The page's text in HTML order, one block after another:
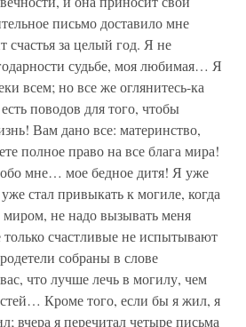
письмо доставило мне
за целый год. Я не
судьбе, моя любимая… Я
всем; но все же оглянитесь-ка
поводов для того, чтобы
Вам дано все: материнство,
полное право на все блага мира!
мне… мое бедное дитя! Я уже
стал привыкать к могиле, когда
миром, не надо вызывать меня
счастливые не испытывают
собраны в слове
что лучше лечь в могилу, чем
Кроме того, если бы я жил, я
вчера я перечитал четыре письма